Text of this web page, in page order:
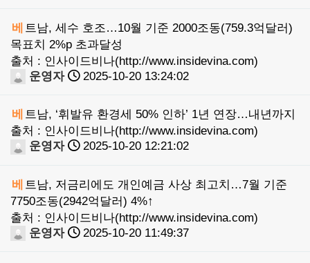
베 트남, 세수 호조…10월 기준 2000조동(759.3억달러)
목표치 2%p 초과달성
출처 : 인사이드비나(http://www.insidevina.com)
운영자
2025-10-20 13:24:02
베 트남, ‘휘발유 환경세 50% 인하’ 1년 연장…내년까지
출처 : 인사이드비나(http://www.insidevina.com)
운영자
2025-10-20 12:21:02
베 트남, 저금리에도 개인예금 사상 최고치…7월 기준
7750조동(2942억달러) 4%↑
출처 : 인사이드비나(http://www.insidevina.com)
운영자
2025-10-20 11:49:37